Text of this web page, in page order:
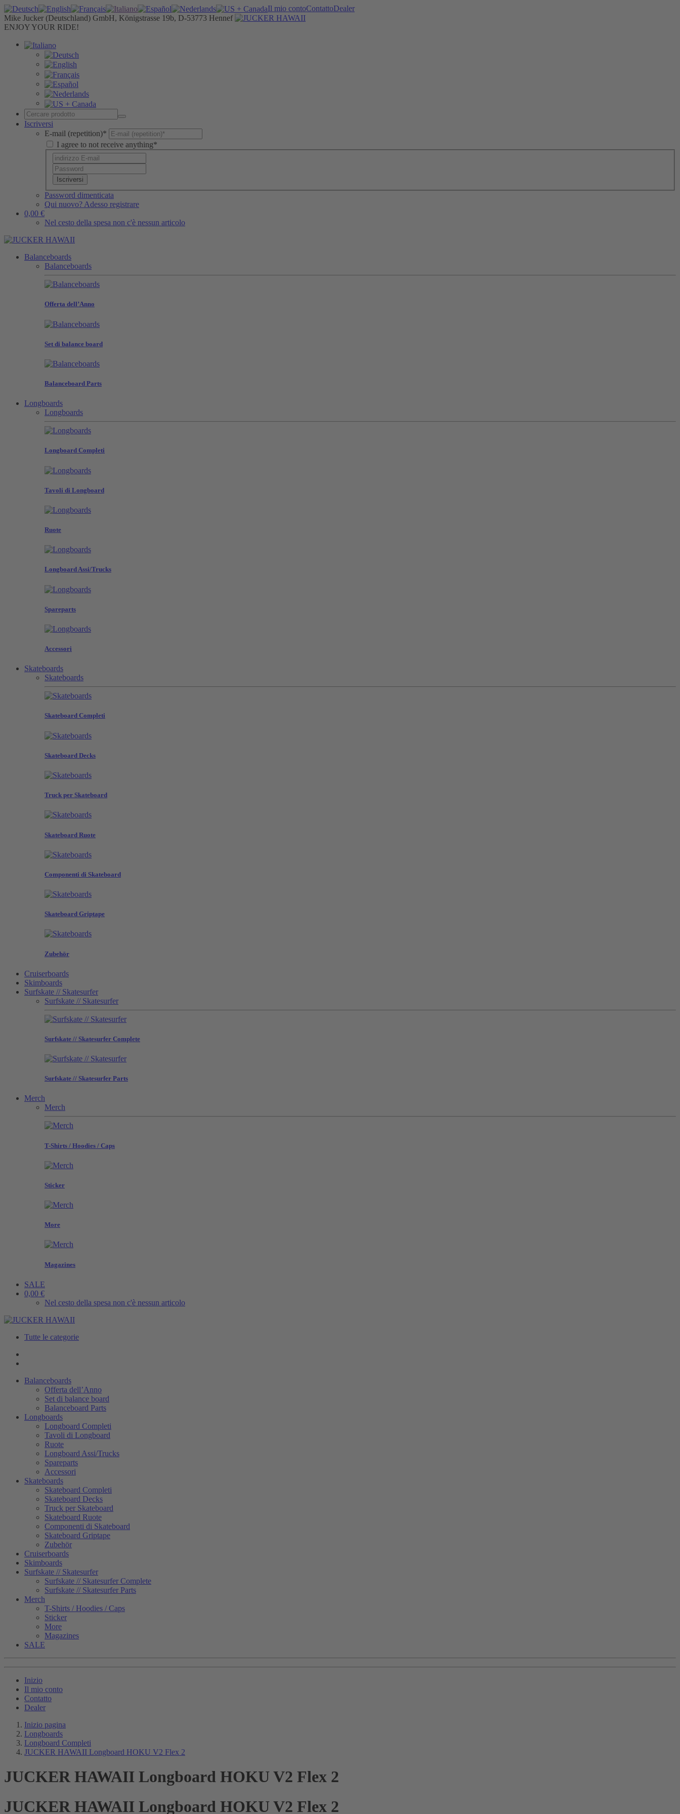
Il mio contoContattoDealer
Mike Jucker (Deutschland) GmbH, Königstrasse 19b, D-53773 Hennef
ENJOY YOUR RIDE!
Iscriversi
E-mail (repetition)*
I agree to not receive anything*
Iscriversi
Password dimenticata
Qui nuovo? Adesso registrare
0,00 €
Nel cesto della spesa non c'è nessun articolo
Balanceboards
Balanceboards
Offerta dell’Anno
Set di balance board
Balanceboard Parts
Longboards
Longboards
Longboard Completi
Tavoli di Longboard
Ruote
Longboard Assi/Trucks
Spareparts
Accessori
Skateboards
Skateboards
Skateboard Completi
Skateboard Decks
Truck per Skateboard
Skateboard Ruote
Componenti di Skateboard
Skateboard Griptape
Zubehör
Cruiserboards
Skimboards
Surfskate // Skatesurfer
Surfskate // Skatesurfer
Surfskate // Skatesurfer Complete
Surfskate // Skatesurfer Parts
Merch
Merch
T-Shirts / Hoodies / Caps
Sticker
More
Magazines
SALE
0,00 €
Nel cesto della spesa non c'è nessun articolo
Tutte le categorie
Balanceboards
Offerta dell’Anno
Set di balance board
Balanceboard Parts
Longboards
Longboard Completi
Tavoli di Longboard
Ruote
Longboard Assi/Trucks
Spareparts
Accessori
Skateboards
Skateboard Completi
Skateboard Decks
Truck per Skateboard
Skateboard Ruote
Componenti di Skateboard
Skateboard Griptape
Zubehör
Cruiserboards
Skimboards
Surfskate // Skatesurfer
Surfskate // Skatesurfer Complete
Surfskate // Skatesurfer Parts
Merch
T-Shirts / Hoodies / Caps
Sticker
More
Magazines
SALE
Inizio
Il mio conto
Contatto
Dealer
Inizio pagina
Longboards
Longboard Completi
JUCKER HAWAII Longboard HOKU V2 Flex 2
JUCKER HAWAII Longboard HOKU V2 Flex 2
JUCKER HAWAII Longboard HOKU V2 Flex 2